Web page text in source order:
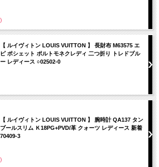
【 ルイヴィトン LOUIS VUITTON 】 長財布 M63575 エ
ピ ポシェット ポルトモネクレディ 二つ折り トレドブル
ー レディース ○02502-0
【 ルイヴィトン LOUIS VUITTON 】 腕時計 QA137 タン
ブールスリム Ｋ18PG+PVD/革 クォーツ レディース 新着
70409-3